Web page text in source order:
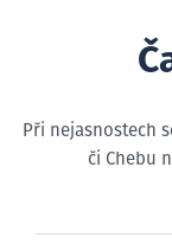
Při nejasnostech
či Chebu